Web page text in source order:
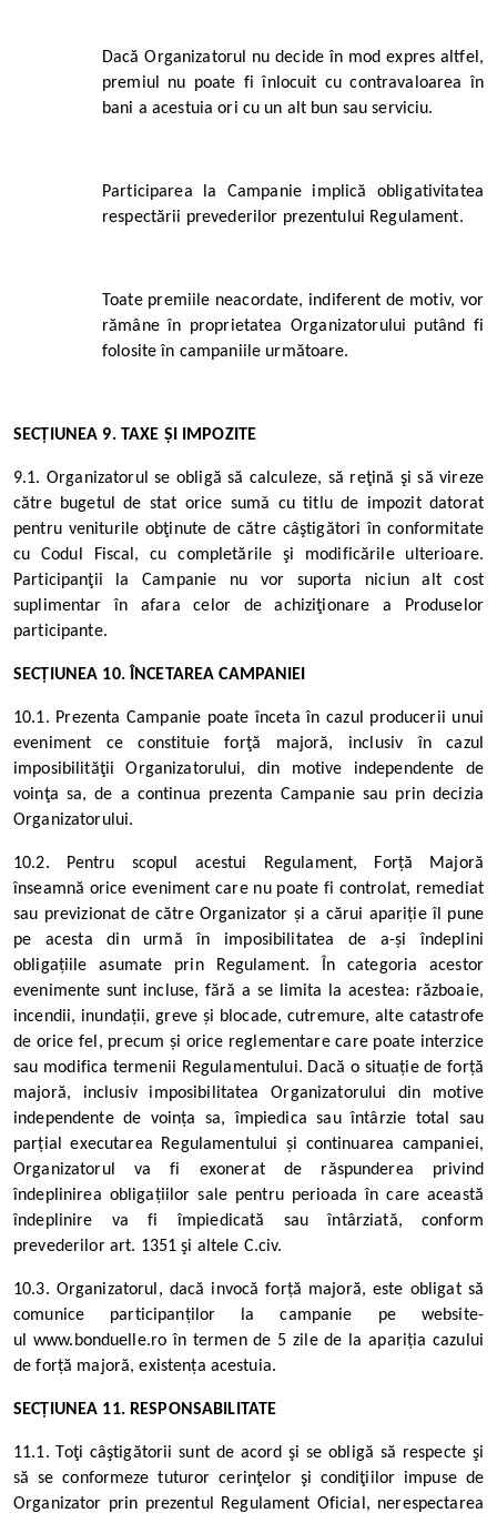
Dacă Organizatorul nu decide în mod expres altfel,
premiul nu poate fi înlocuit cu contravaloarea în
bani a acestuia ori cu un alt bun sau serviciu.
Participarea la Campanie implică obligativitatea
respectării prevederilor prezentului Regulament.
Toate premiile neacordate, indiferent de motiv, vor
rămâne în proprietatea Organizatorului putând fi
folosite în campaniile următoare.
SECȚIUNEA 9. TAXE ȘI IMPOZITE
9.1. Organizatorul se obligă să calculeze, să reţină şi să vireze
către bugetul de stat orice sumǎ cu titlu de impozit datorat
pentru veniturile obţinute de către câştigători în conformitate
cu Codul Fiscal, cu completările şi modificările ulterioare.
Participanţii la Campanie nu vor suporta niciun alt cost
suplimentar în afara celor de achiziţionare a Produselor
participante.
SECȚIUNEA 10. ÎNCETAREA CAMPANIEI
10.1. Prezenta Campanie poate înceta în cazul producerii unui
eveniment ce constituie forţă majoră, inclusiv în cazul
imposibilităţii Organizatorului, din motive independente de
voinţa sa, de a continua prezenta Campanie sau prin decizia
Organizatorului.
10.2. Pentru scopul acestui Regulament, Forță Majoră
înseamnă orice eveniment care nu poate fi controlat, remediat
sau previzionat de către Organizator și a cărui apariție îl pune
pe acesta din urmă în imposibilitatea de a-și îndeplini
obligațiile asumate prin Regulament.
În categoria acestor
evenimente sunt incluse, fără a se limita la acestea: războaie,
incendii, inundații, greve și blocade, cutremure, alte catastrofe
de orice fel, precum și orice reglementare care poate interzice
sau modifica termenii Regulamentului. Dacă o situație de forță
majoră, inclusiv imposibilitatea Organizatorului din motive
independente de voința sa, împiedica sau întârzie total sau
parțial executarea Regulamentului și continuarea campaniei,
Organizatorul va fi exonerat de răspunderea privind
îndeplinirea obligațiilor sale pentru perioada în care această
îndeplinire va fi împiedicată sau întârziată, conform
prevederilor art. 1351 şi altele C.civ.
10.3. Organizatorul, dacă invocă forță majoră, este obligat să
comunice participanților la campanie pe website-
ul www.bonduelle.ro în termen de 5 zile de la apariția cazului
de forță majoră, existența acestuia.
SECȚIUNEA 11. RESPONSABILITATE
11.1. Toţi câştigătorii sunt de acord şi se obligă să respecte şi
să se conformeze tuturor cerinţelor şi condiţiilor impuse de
Organizator prin prezentul Regulament Oficial, nerespectarea